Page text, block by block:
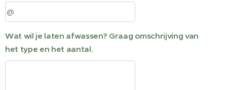
Wat wil je laten afwassen? Graag omschrijving van
het type en het aantal.